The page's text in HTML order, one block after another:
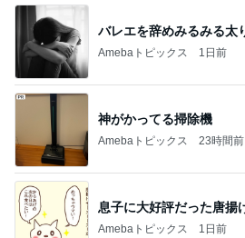
バレエを辞めみるみる太
Amebaトピックス 1日前
神がかってる掃除機
Amebaトピックス 23時間前
息子に大好評だった唐揚
Amebaトピックス 1日前